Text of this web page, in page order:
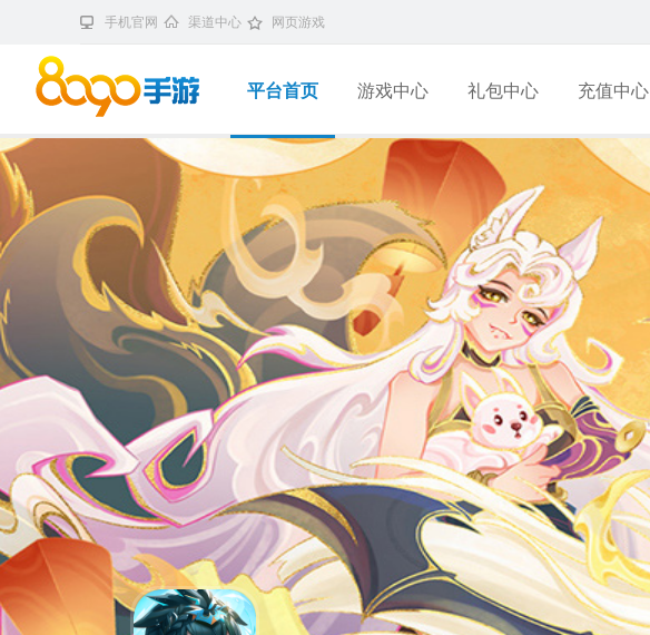
手机官网 渠道中心 网页游戏
平台首页 游戏中心 礼包中心 充值中心